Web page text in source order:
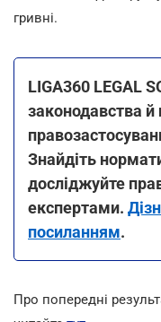
гривні.
LIGA360 LEGAL
законодавства й
Знайдіть
досліджуйте
експертами.
посиланням.
Про попередні